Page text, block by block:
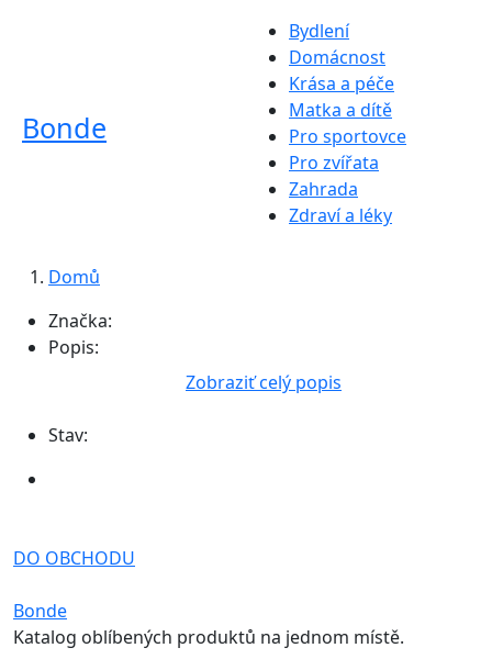
Bonde
Bydlení
Domácnost
Krása a péče
Matka a dítě
Pro sportovce
Pro zvířata
Zahrada
Zdraví a léky
Domů
Značka:
Popis:
Zobraziť celý popis
Stav:
DO OBCHODU
Bonde
Katalog oblíbených produktů na jednom místě.